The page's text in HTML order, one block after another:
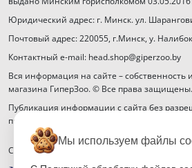
Юридический адрес: г. Минск. ул.
Почтовый адрес: 220055, г.Минск, у.
Контактный e-mail: head.shop@giperzoo.by
Вся информация на сайте – собственность
магазина ГиперЗоо. © Все права защищены.
Публикация информации с сайта без
правообладателя запрещена.
Способы оплаты
Мы используем файлы